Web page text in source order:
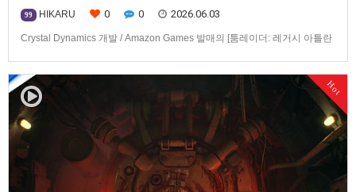
99 HIKARU 0 0 2026.06.03
Crystal Dynamics 개발 / Amazon Games 발매의 [툼레이더: 레거시 아틀란
년 2월 10일로 예정.
Hot